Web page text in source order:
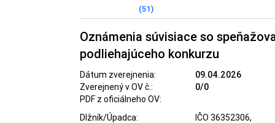
(51)
Oznámenia súvisiace so
podliehajúceho konkurzu
Dátum zverejnenia:
09.04.2026
Zverejnený v OV č.:
0/0
PDF z oficiálneho OV:
Dlžník/Úpadca:
IČO 36352306,